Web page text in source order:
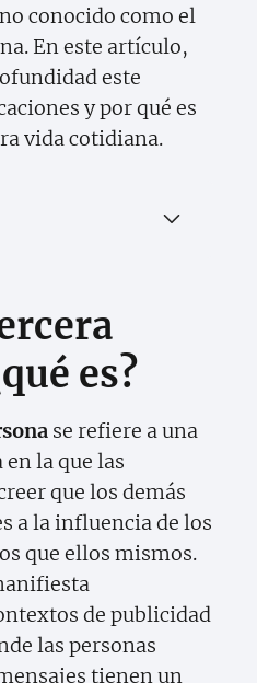
conocido como el
En este artículo,
este
y por qué es
vida cotidiana.
es?
se refiere a una
la que las
que los demás
a la influencia de los
que ellos mismos.
de publicidad
las personas
tienen un